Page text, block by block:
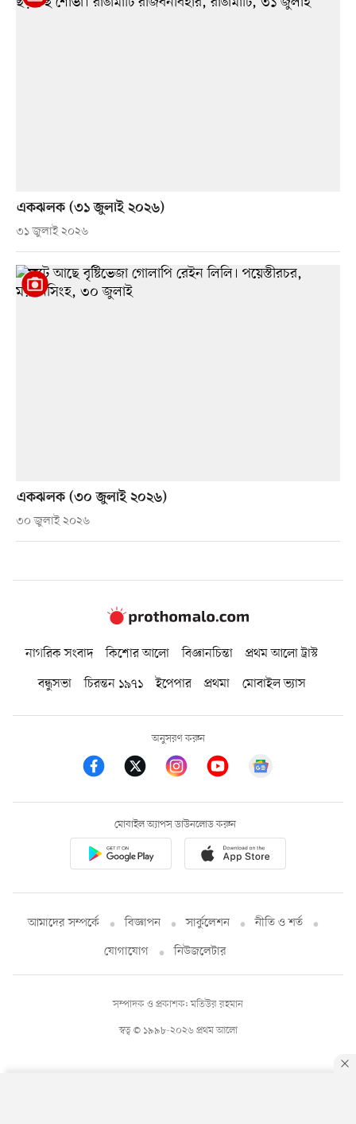
একঝলক (৩১ জুলাই ২০২৬)
৩১ জুলাই ২০২৬
একঝলক (৩০ জুলাই ২০২৬)
৩০ জুলাই ২০২৬
নাগরিক সংবাদ কিশোর আলো বিজ্ঞানচিন্তা
প্রথম আলো ট্রাস্ট
বন্ধুসভা
চিরন্তন ১৯৭১ ইপেপার প্রথমা মোবাইল ভ্যাস
অনুসরণ করুন
মোবাইল অ্যাপস ডাউনলোড করুন
আমাদের সম্পর্কে বিজ্ঞাপন সার্কুলেশন
নীতি ও শর্ত
যোগাযোগ
নিউজলেটার
স্বত্ব © ১৯৯৮-২০২৬ প্রথম আলো
সম্পাদক ও প্রকাশক: মতিউর রহমান